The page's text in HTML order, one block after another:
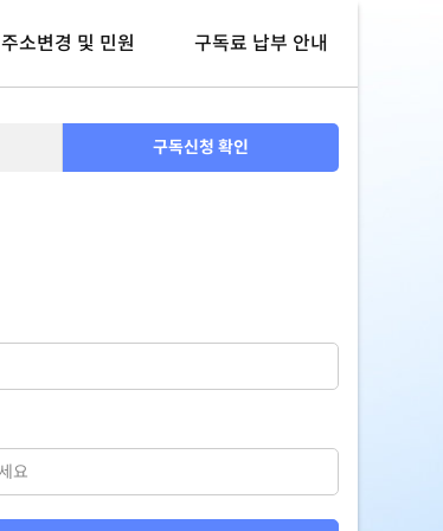
주소변경 및 민원 구독료 납부 안내
구독신청 확인